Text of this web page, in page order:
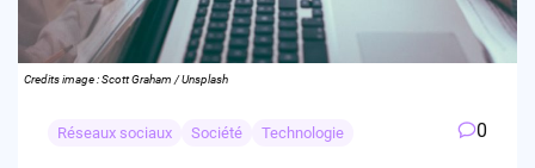
Credits image : Scott Graham / Unsplash
Réseaux sociaux Société Technologie 0